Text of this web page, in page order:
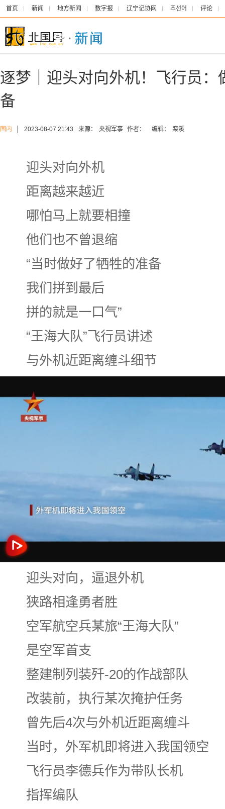
首页 新闻 地方新闻 数字报 辽宁记协网 조선어 评论
逐梦｜迎头对向外机！飞行员：
备
国内 2023-08-07 21:43 来源： 央视军事 作者： 编辑： 栾溪
迎头对向外机
距离越来越近
哪怕马上就要相撞
他们也不曾退缩
“当时做好了牺牲的准备
我们拼到最后
拼的就是一口气”
“王海大队”飞行员讲述
与外机近距离缠斗细节
迎头对向，逼退外机
狭路相逢勇者胜
空军航空兵某旅“王海大队”
是空军首支
整建制列装歼-20的作战部队
改装前，执行某次掩护任务
曾先后4次与外机近距离缠斗
当时，外军机即将进入我国领空
飞行员李德兵作为带队长机
指挥编队